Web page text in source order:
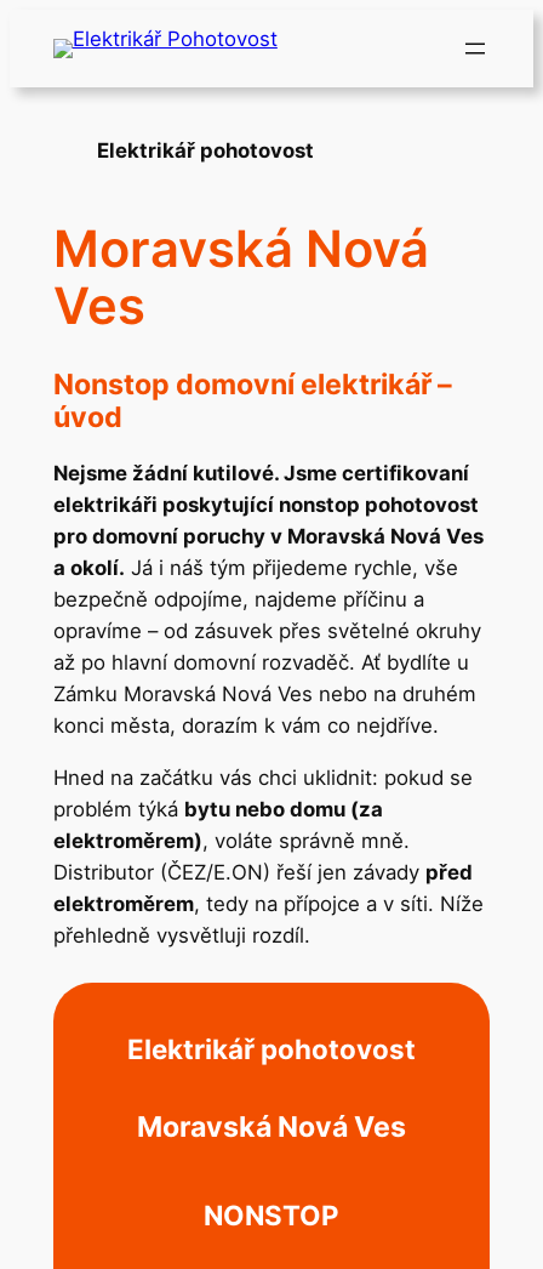
Přeskočit
obsah
Elektrikář pohotovost
Moravská Nová
Ves
Nonstop domovní elektrikář –
úvod
Nejsme žádní kutilové. Jsme certifikovaní
elektrikáři poskytující nonstop pohotovost
pro domovní poruchy v Moravská Nová Ves
a okolí. Já i náš tým přijedeme rychle, vše
bezpečně odpojíme, najdeme příčinu a
opravíme – od zásuvek přes světelné okruhy
až po hlavní domovní rozvaděč. Ať bydlíte u
Zámku Moravská Nová Ves nebo na druhém
konci města, dorazím k vám co nejdříve.
Hned na začátku vás chci uklidnit: pokud se
problém týká bytu nebo domu (za
elektroměrem), voláte správně mně.
Distributor (ČEZ/E.ON) řeší jen závady před
elektroměrem, tedy na přípojce a v síti. Níže
přehledně vysvětluji rozdíl.
Elektrikář pohotovost
Moravská Nová Ves
NONSTOP